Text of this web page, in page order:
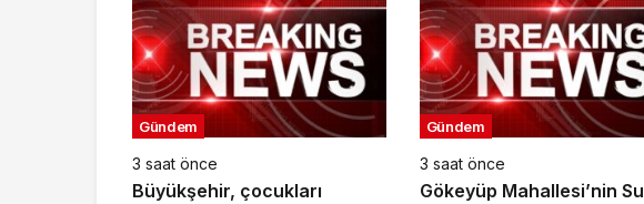
Gündem
3 saat önce
Büyükşehir, çocukları
Gündem
3 saat önce
Gökeyüp Mahallesi’nin Su